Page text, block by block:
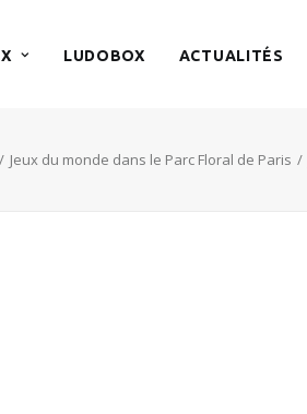
LUDOBOX ACTUALITÉS
Jeux du monde dans le Parc Floral de Paris